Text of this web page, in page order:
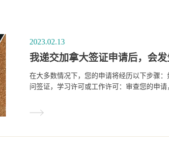
2023.02.13
我递交加拿大签证申请后，会发
在大多数情况下，您的申请将经历以下步骤
问签证，学习许可或工作许可：审查您的申
信，告诉您如何提供您的生物识别技术(如果适